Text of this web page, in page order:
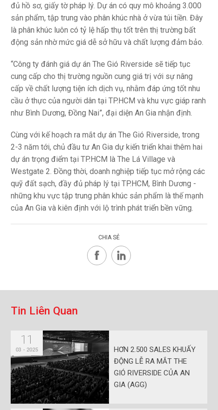
đủ hồ sơ, giấy tờ pháp lý. Dự án có quy mô khoảng 3.000
sản phẩm, tập trung vào phân khúc nhà ở vừa túi tiền. Đây
là phân khúc luôn có tỷ lệ hấp thụ tốt trên thị trường bất
động sản nhờ mức giá dễ sở hữu và chất lượng đảm bảo.
“Công ty đánh giá dự án The Gió Riverside sẽ tiếp tục
cung cấp cho thị trường nguồn cung giá trị với sự nâng
cấp về chất lượng tiện ích dịch vụ, nhằm đáp ứng tốt nhu
cầu ở thực của người dân tại TP.HCM và khu vực giáp ranh
như Bình Dương, Đồng Nai”, đại diện An Gia nhận định.
Cùng với kế hoạch ra mắt dự án The Gió Riverside, trong
2-3 năm tới, chủ đầu tư An Gia dự kiến triển khai thêm hai
dự án trọng điểm tại TP.HCM là The Lá Village và
Westgate 2. Đồng thời, doanh nghiệp tiếp tục mở rộng các
quỹ đất sạch, đầy đủ pháp lý tại TP.HCM, Bình Dương -
những khu vực tập trung phân khúc sản phẩm là thế mạnh
của An Gia và kiên định với lộ trình phát triển bền vững.
CHIA SẺ
Tin Liên Quan
11
03 - 2025
HƠN 2.500 SALES KHUẤY
ĐỘNG LỄ RA MẮT THE
GIÓ RIVERSIDE CỦA AN
GIA (AGG)